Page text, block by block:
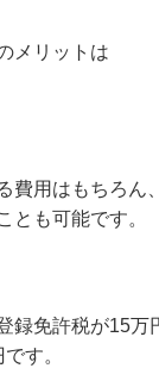
メリットは
費用はもちろん、
とも可能です。
録免許税が15万
す。